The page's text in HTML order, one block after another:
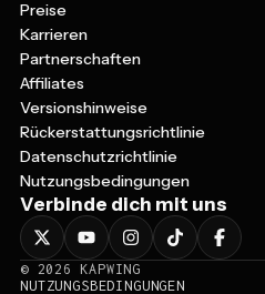
Karrieren
Partnerschaften
Affiliates
Versionshinweise
Rückerstattungsrichtlinie
Datenschutzrichtlinie
Nutzungsbedingungen
Verbinde dich mit uns
©2026 KAPWING
NUTZUNGSBEDINGUNGEN
MIT♥IN SAN FRANCISCO,